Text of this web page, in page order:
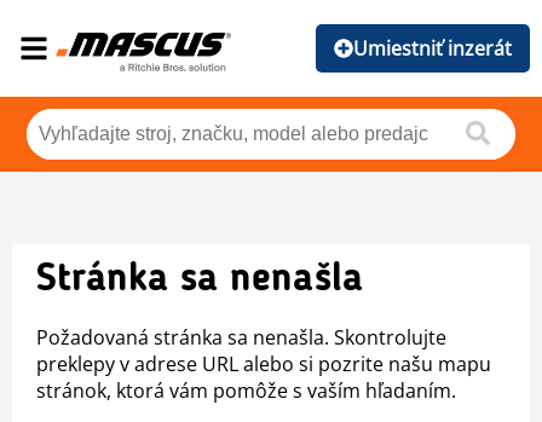
Umiestniť inzerát
Stránka sa nenašla
Požadovaná stránka sa nenašla. Skontrolujte
preklepy v adrese URL alebo si pozrite našu mapu
stránok, ktorá vám pomôže s vaším hľadaním.